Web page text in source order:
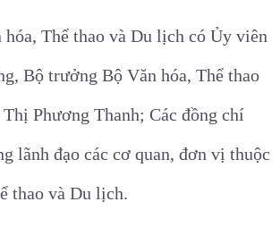
Thể thao và Du lịch có Ủy viên
Bộ trưởng Bộ Văn hóa, Thể thao
Phương Thanh; Các đồng chí
lãnh đạo các cơ quan, đơn vị thuộc
thao và Du lịch.